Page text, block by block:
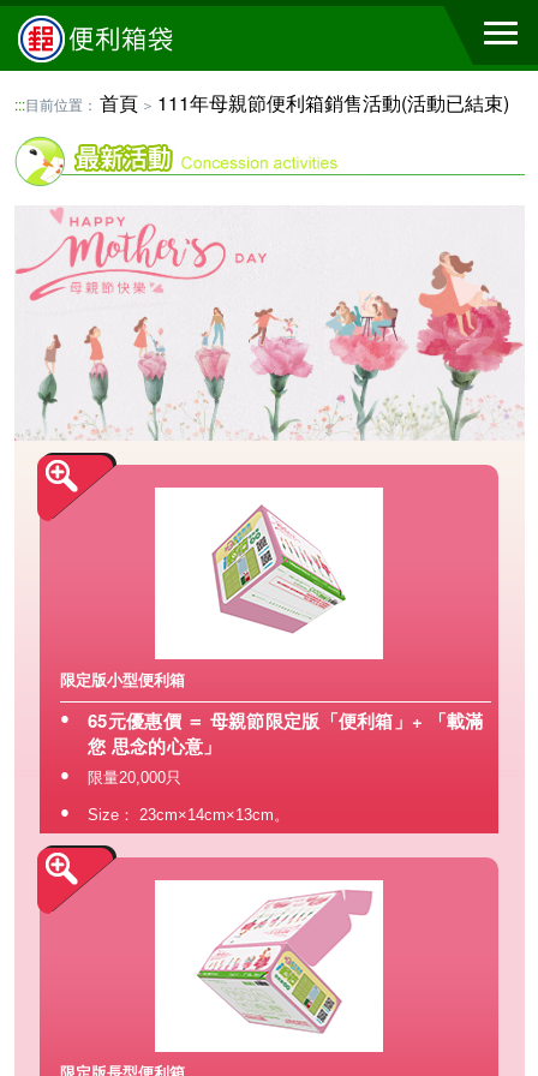
:::目前位置： 首頁 ＞ 111年母親節便利箱銷售活動(活動已結束)
限定版小型便利箱
●
65元優惠價 ＝ 母親節限定版「便利箱」+ 「載滿
您 思念的心意」
●
限量20,000只
●
Size： 23cm×14cm×13cm。